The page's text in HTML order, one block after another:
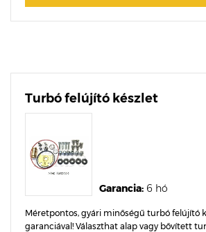
Turbó felújító készlet
Garancia: 6 hó
Méretpontos, gyári minőségű turbó felújító
garanciával! Választhat alap vagy bővített